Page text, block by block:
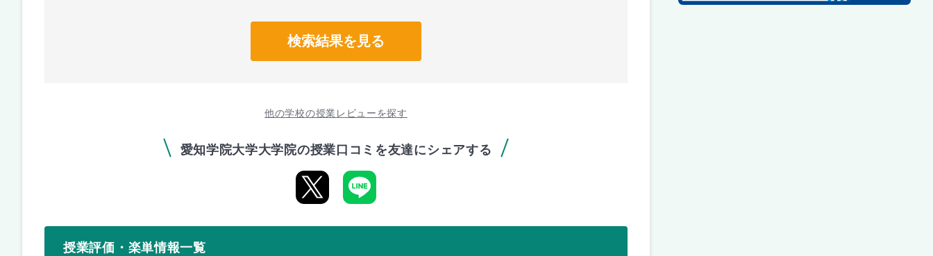
検索結果を見る
他の学校の授業レビューを探す
愛知学院大学大学院の授業口コミを友達にシェアする
授業評価・楽単情報一覧